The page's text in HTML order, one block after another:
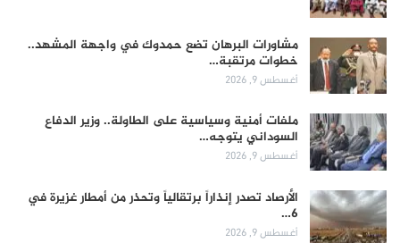
مشاورات البرهان تضع حمدوك في واجهة المشهد..
خطوات مرتقبة…
أغسطس 9, 2026
ملفات أمنية وسياسية على الطاولة.. وزير الدفاع
السوداني يتوجه…
أغسطس 9, 2026
الأرصاد تصدر إنذاراً برتقالياً وتحذر من أمطار غزيرة في
6…
أغسطس 9, 2026